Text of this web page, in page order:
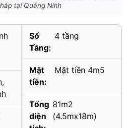
tại Quảng Ninh
Số
Tầng:
4 tầng
Mặt
tiền:
Mặt tiền 4m5
Tổng
diện
81m2
(4.5mx18m)